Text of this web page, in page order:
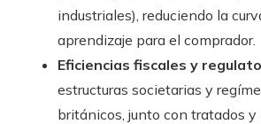
industriales), reduciendo la
aprendizaje para el comprador.
Eficiencias fiscales y
estructuras societarias y
británicos, junto con tratados y